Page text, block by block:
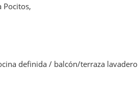
Pocitos,
definida / balcón/terraza lavadero